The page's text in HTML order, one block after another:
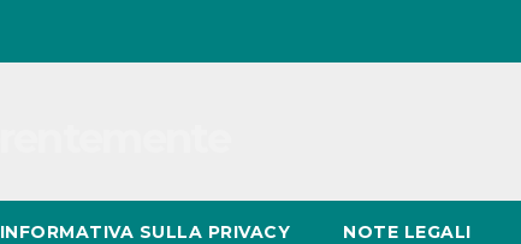
INFORMATIVA SULLA PRIVACY NOTE LEGALI